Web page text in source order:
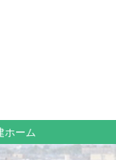
ホーム